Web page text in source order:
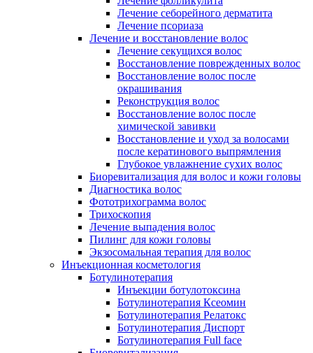
Лечение себорейного дерматита
Лечение псориаза
Лечение и восстановление волос
Лечение секущихся волос
Восстановление поврежденных волос
Восстановление волос после
окрашивания
Реконструкция волос
Восстановление волос после
химической завивки
Восстановление и уход за волосами
после кератинового выпрямления
Глубокое увлажнение сухих волос
Биоревитализация для волос и кожи головы
Диагностика волос
Фототрихограмма волос
Трихоскопия
Лечение выпадения волос
Пилинг для кожи головы
Экзосомальная терапия для волос
Инъекционная косметология
Ботулинотерапия
Инъекции ботулотоксина
Ботулинотерапия Ксеомин
Ботулинотерапия Релатокс
Ботулинотерапия Диспорт
Ботулинотерапия Full face